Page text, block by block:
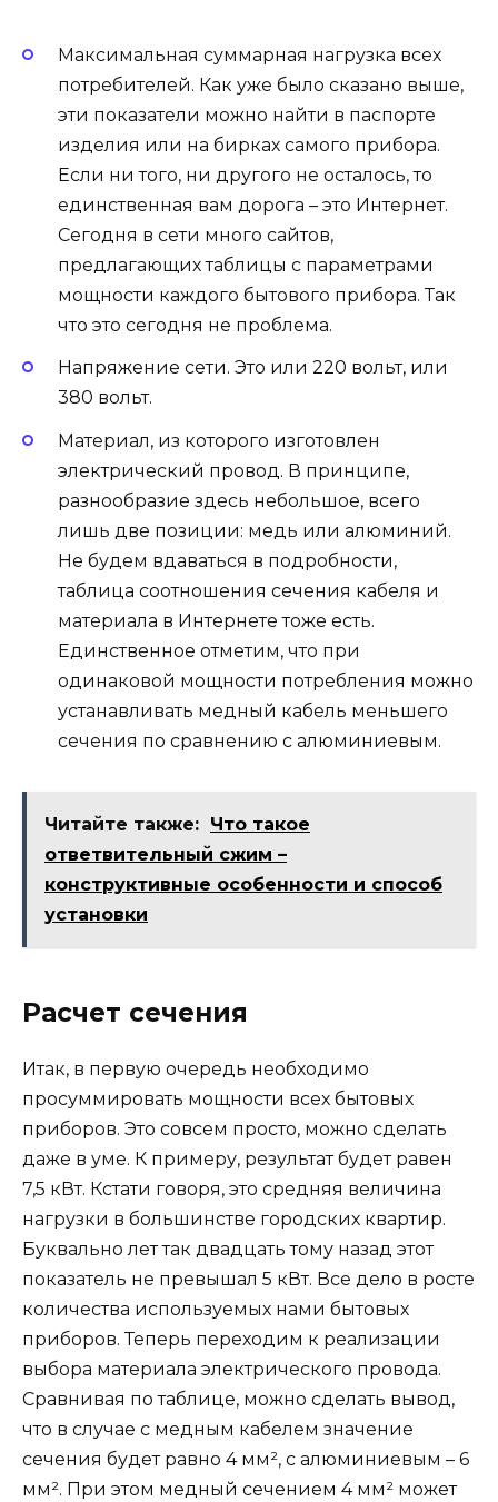
Максимальная суммарная нагрузка всех
потребителей. Как уже было сказано выше,
эти показатели можно найти в паспорте
изделия или на бирках самого прибора.
Если ни того, ни другого не осталось, то
единственная вам дорога – это Интернет.
Сегодня в сети много сайтов,
предлагающих таблицы с параметрами
мощности каждого бытового прибора. Так
что это сегодня не проблема.
Напряжение сети. Это или 220 вольт, или
380 вольт.
Материал, из которого изготовлен
электрический провод. В принципе,
разнообразие здесь небольшое, всего
лишь две позиции: медь или алюминий.
Не будем вдаваться в подробности,
таблица соотношения сечения кабеля и
материала в Интернете тоже есть.
Единственное отметим, что при
одинаковой мощности потребления можно
устанавливать медный кабель меньшего
сечения по сравнению с алюминиевым.
Читайте также: Что такое
ответвительный сжим –
конструктивные особенности и способ
установки
Расчет сечения
Итак, в первую очередь необходимо
просуммировать мощности всех бытовых
приборов. Это совсем просто, можно сделать
даже в уме. К примеру, результат будет равен
7,5 кВт. Кстати говоря, это средняя величина
нагрузки в большинстве городских квартир.
Буквально лет так двадцать тому назад этот
показатель не превышал 5 кВт. Все дело в росте
количества используемых нами бытовых
приборов. Теперь переходим к реализации
выбора материала электрического провода.
Сравнивая по таблице, можно сделать вывод,
что в случае с медным кабелем значение
сечения будет равно 4 мм², с алюминиевым – 6
мм². При этом медный сечением 4 мм² может